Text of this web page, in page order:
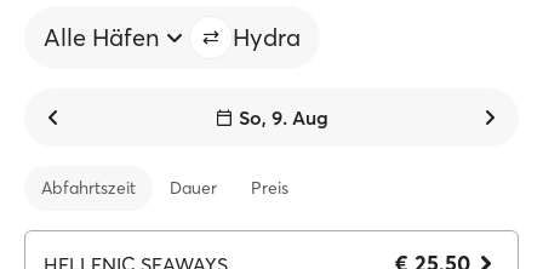
Alle Häfen Hydra
So, 9. Aug
Abfahrtszeit Dauer Preis
HELLENIC SEAWAYS